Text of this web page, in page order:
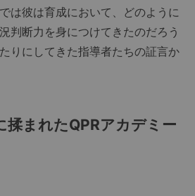
は彼は育成において、どのように
判断力を身につけてきたのだろう
りにしてきた指導者たちの証言か
揉まれたQPRアカデミー